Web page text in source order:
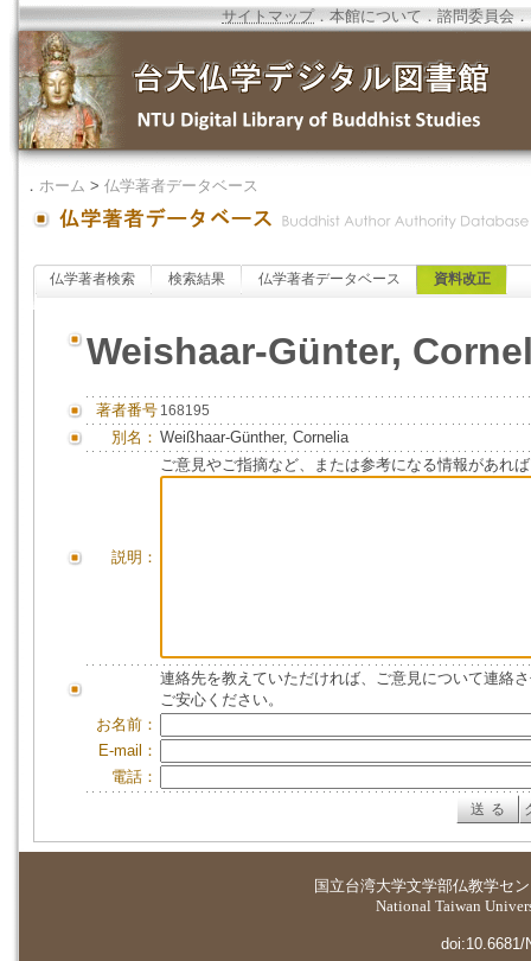
サイトマップ．本館について ．諮問委員会 ．
． ホーム > 仏学著者データベース
仏学著者検索 検索結果 仏学著者データベース 資料改正
Weishaar-Günter,
著者番号 168195
別名： Weißhaar-Günther, Cornelia
説明：
ご意見やご指摘など、または参考になる情報があれ
連絡先を教えていただければ、ご意見について連絡
ご安心ください。
お名前：
E-mail：
電話：
国立台湾大学文学部仏教学セ
National Taiwan
doi:10.6681/